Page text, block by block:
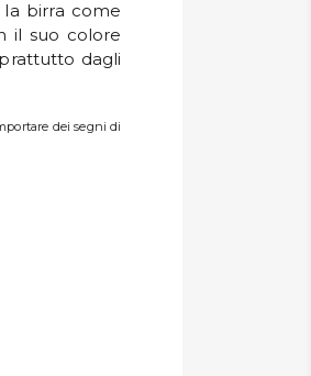
birra come
il suo colore
dagli
dei segni di